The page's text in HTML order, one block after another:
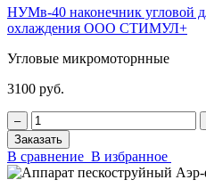
НУМв-40 наконечник угловой
охлаждения ООО СТИМУЛ+
Угловые микромоторнные
3100 руб.
‒
Заказать
В сравнение В избранное